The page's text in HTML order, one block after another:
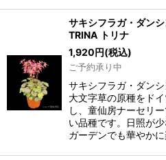
サキシフラガ・ダン
TRINA トリナ
1,920円(税込)
ご予約承り中
サキシフラガ・ダン
大文字草の原種をド
し、童仙房ナーセリ
い品種です。日照が
ガーデンでも華やか